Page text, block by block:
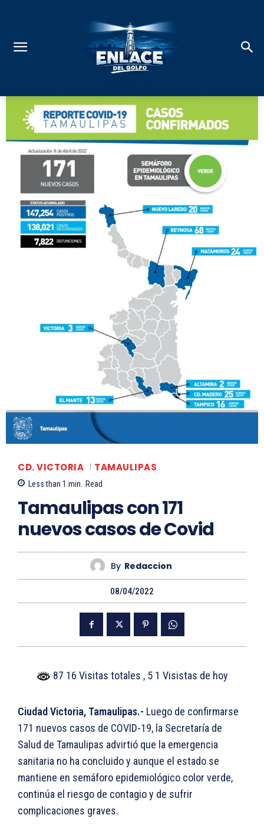
CD. VICTORIA TAMAULIPAS
Less than 1 min. Read
Tamaulipas con 171
nuevos casos de Covid
By Redaccion
08/04/2022
87 16 Visitas totales , 5 1 Visistas de hoy
Ciudad Victoria, Tamaulipas.- Luego de confirmarse
171 nuevos casos de COVID-19, la Secretaría de
Salud de Tamaulipas advirtió que la emergencia
sanitaria no ha concluido y aunque el estado se
mantiene en semáforo epidemiológico color verde,
continúa el riesgo de contagio y de sufrir
complicaciones graves.